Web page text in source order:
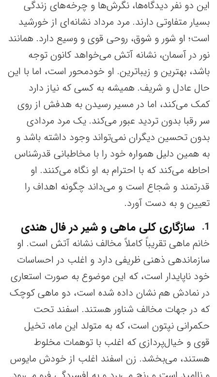
این دو نفر دیدگاه‌ها، نگرش‌ها و چرخه‌های زندگی
بسیار متفاوتی دارند. مرد مرداد نشانه‌ای از خورشید
است؛ او شور و شوق، روحی قوی و وسیع دارد. همانند
نور در آسمان، نشانه آتش می‌خواهد کانون توجه
باشد، بهترین و زیباترین. او خودمحور است، اما با این
حال عادل و شریف. همیشه به کسی که نیاز دارد
کمک می‌کند، اما در مسیر رسیدن به هدفش از روی
سر رقبا بدون تردید عبور می‌کند. یک مرد مردادی
بدون تحسین دیگران نمی‌تواند وجود داشته باشد و
به همین دلیل همواره خود را با مخاطبانی قدرشناس
احاطه می‌کند که با احترام به او نگاه می‌کنند. او
قدرتمند و شجاع است و می‌داند چگونه اهداف را
تعیین و به دست آورد.
1
سازگاری کلی ماهی و شیر در فال هندی
خانم ماهی‌ تقریباً کاملاً مخالف نشانه آتش است. او
سازماندهی ذهنی ظریفی دارد و اغلب در احساسات
خود ناپایدار است، که این موضوع به صورت استعاری
در نمادش هم نشان داده شده است، دو ماهی کوچک
که در جهات مخالف شناور هستند. اسفند تحت
حکمرانی نپتون است، که به متولد این ماه، تخیل
قوی و خیال‌پردازی که اغلب با توهمات مخلوط
هستند، می‌بخشد. زن اسفند اغلب از خودش مایوس